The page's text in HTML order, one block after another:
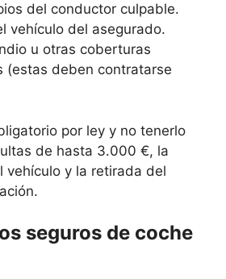
del conductor culpable.
vehículo del asegurado.
u otras coberturas
(estas deben contratarse
por ley y no tenerlo
de hasta 3.000 €, la
vehículo y la retirada del
seguros de coche